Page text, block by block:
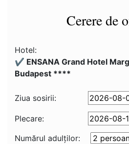
Cerere de
Hotel:
✔️ ENSANA Grand Hotel
Budapest ****
Ziua sosirii:
Plecare:
Numărul adulţilor: